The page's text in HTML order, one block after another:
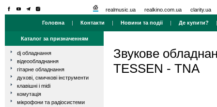
realmusic.ua realkino.com.ua clarity.ua
Головна | Контакти | Новини та події| Де купити?
Каталог за призначенням
dj обладнання
відеообладнання
гітарне обладнання
духові, смичкові інструменти
клавішні і midi
комутація
мікрофони та радіосистеми
Звукове
TESSEN - TNA